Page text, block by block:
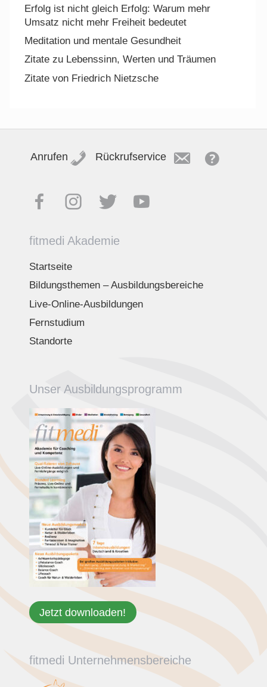
Erfolg ist nicht gleich Erfolg: Warum mehr
Umsatz nicht mehr Freiheit bedeutet
Meditation und mentale Gesundheit
Zitate zu Lebenssinn, Werten und Träumen
Zitate von Friedrich Nietzsche
Anrufen Rückrufservice
fitmedi Akademie
Startseite
Bildungsthemen – Ausbildungsbereiche
Live-Online-Ausbildungen
Fernstudium
Standorte
Unser Ausbildungsprogramm
Jetzt downloaden!
fitmedi Unternehmensbereiche